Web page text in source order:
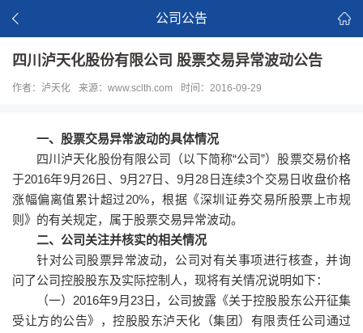
公司公告
四川泸天化股份有限公司 股票交易异常波动公告
作者：泸天化 来源：www.sclth.com 时间：2016-09-29
一、股票交易异常波动的具体情况
四川泸天化股份有限公司（以下简称“公司”）股票交易价格
于2016年9月26日、9月27日、9月28日连续3个交易日收盘价格
涨幅偏离值累计超过20%，根据《深圳证券交易所股票上市规
则》的有关规定，属于股票交易异常波动。
二、公司关注并核实的相关情况
针对公司股票异常波动，公司对有关事项进行核查，并询
问了公司控股股东及实际控制人，现将有关情况说明如下：
（一）2016年9月23日，公司披露《关于控股股东公开征集
受让方的公告》，控股股东泸天化（集团）有限责任公司通过